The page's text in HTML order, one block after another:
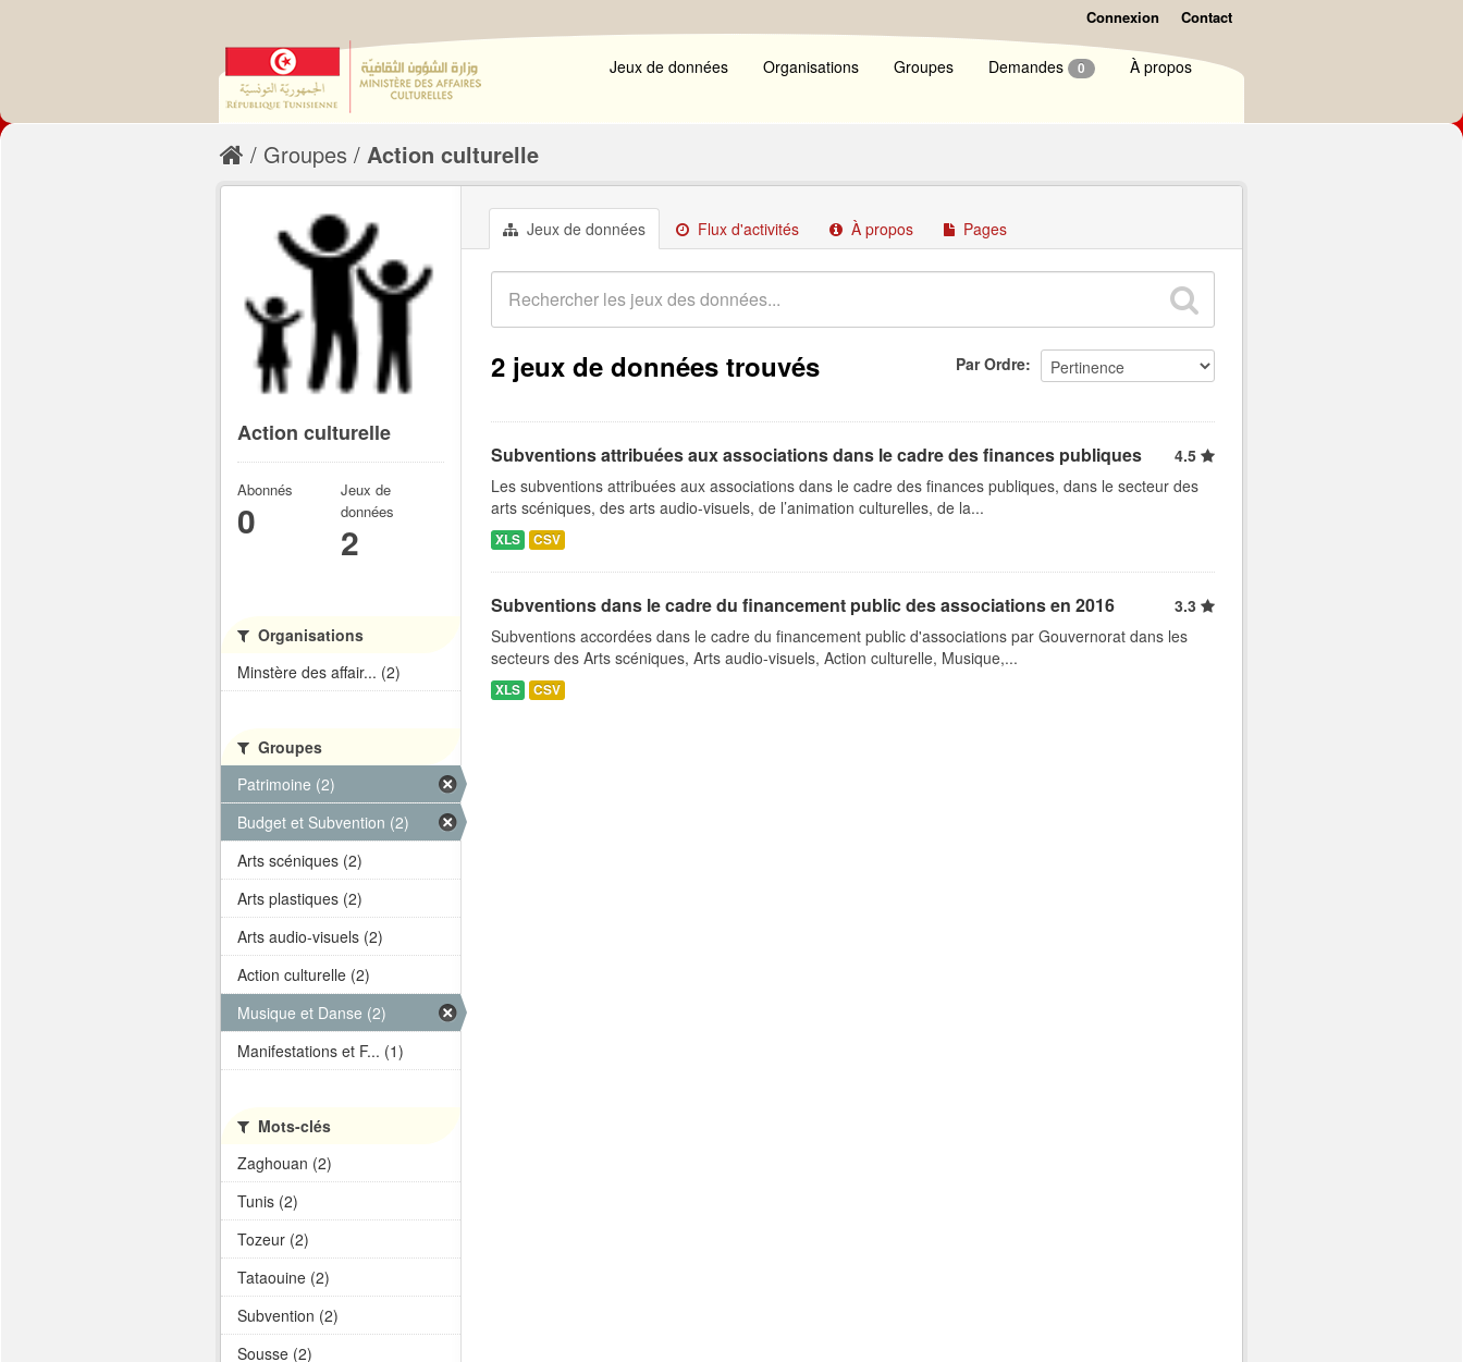
Connexion Contact
Jeux de données Organisations Groupes Demandes 0 À propos
Groupes Action culturelle
Jeux de données Flux d'activités À propos Pages
Par Ordre
2 jeux de données trouvés
Subventions attribuées aux associations dans le cadre des finances publiques
4.5
Les subventions attribuées aux associations dans le cadre des finances publiques, dans le secteur des
arts scéniques, des arts audio-visuels, de l’animation culturelles, de la...
XLS CSV
Subventions dans le cadre du financement public des associations en 2016
3.3
Subventions accordées dans le cadre du financement public d'associations par Gouvernorat dans les
secteurs des Arts scéniques, Arts audio-visuels, Action culturelle, Musique,...
XLS CSV
Action culturelle
Abonnés
0
Jeux de
données
2
Organisations
Minstère des affair... (2)
Groupes
Patrimoine (2)
Budget et Subvention (2)
Arts scéniques (2)
Arts plastiques (2)
Arts audio-visuels (2)
Action culturelle (2)
Musique et Danse (2)
Manifestations et F... (1)
Mots-clés
Zaghouan (2)
Tunis (2)
Tozeur (2)
Tataouine (2)
Subvention (2)
Sousse (2)